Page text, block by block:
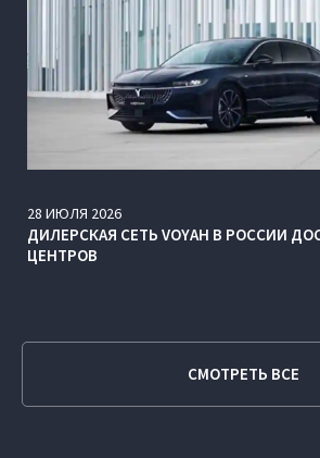
28 ИЮЛЯ 2026
ДИЛЕРСКАЯ СЕТЬ VOYAH В РОССИИ
ЦЕНТРОВ
СМОТРЕТЬ ВСЕ